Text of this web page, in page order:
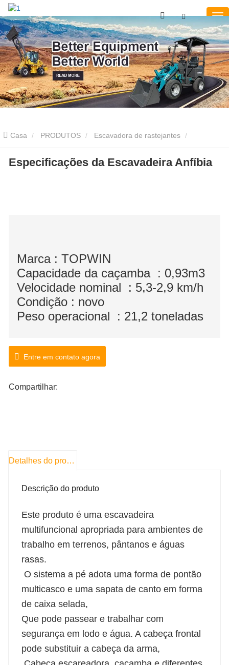
Casa PRODUTOS Escavadora de rastejantes
escavadeira anfíbia Especificações da Escavadeira Anfíbia
Especificações da Escavadeira Anfíbia
Marca : TOPWIN
Capacidade da caçamba : 0,93m3
Velocidade nominal : 5,3-2,9 km/h
Condição : novo
Peso operacional : 21,2 toneladas
Entre em contato agora
Compartilhar:
Detalhes do produto
Descrição do produto
Este produto é uma escavadeira
multifuncional apropriada para ambientes de
trabalho em terrenos, pântanos e águas
rasas.
O sistema a pé adota uma forma de pontão
multicasco e uma sapata de canto em forma
de caixa selada,
Que pode passear e trabalhar com
segurança em lodo e água. A cabeça frontal
pode substituir a cabeça da arma,